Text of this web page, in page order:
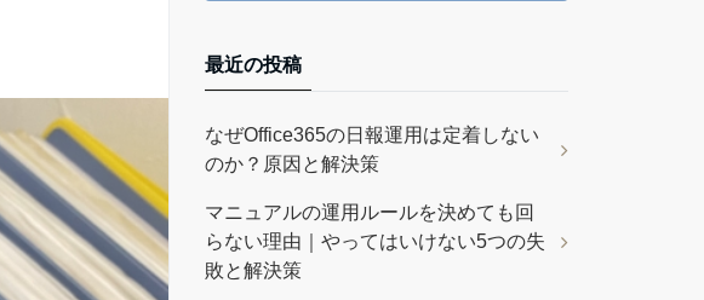
最近の投稿
なぜOffice365の日報運用は定着しない
のか？原因と解決策
マニュアルの運用ルールを決めても回
らない理由｜やってはいけない5つの失
敗と解決策